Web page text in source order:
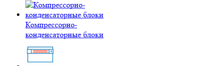
Компрессорно-
конденсаторные блоки